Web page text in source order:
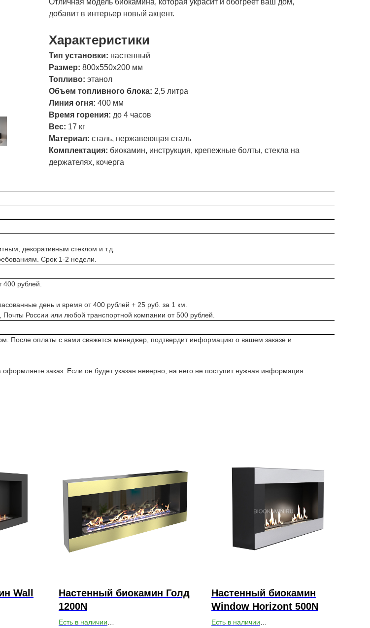
добавит в интерьер новый акцент.
Характеристики
Тип установки: настенный
Размер: 800х550х200 мм
Топливо: этанол
Объем топливного блока: 2,5 литра
Линия огня: 400 мм
Время горения: до 4 часов
Вес: 17 кг
Материал: сталь, нержавеющая сталь
Комплектация: биокамин, инструкция, крепежные болты, стекла на
держателях, кочерга
декоративным стеклом и т.д.
Срок 1-2 недели.
рублей.
день и время от 400 рублей + 25 руб. за 1 км.
России или любой транспортной компании от 500 рублей.
После оплаты с вами свяжется менеджер, подтвердит информацию о вашем заказе и
заказ. Если он будет указан неверно, на него не поступит нужная информация.
Wall
Настенный биокамин Голд
1200N
Есть в наличии
Настенный биокамин
Window Horizont 500N
Есть в наличии